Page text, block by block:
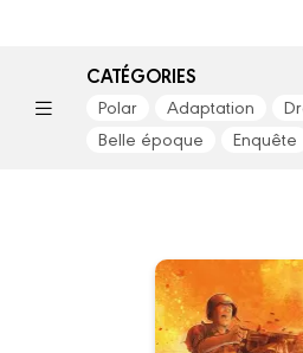
CATÉGORIES
Polar Adaptation
Belle époque
Enquête